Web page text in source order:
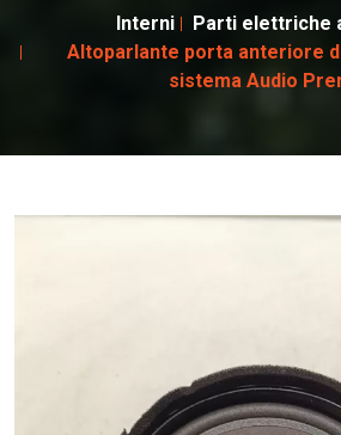
Interni
Parti elettriche
Altoparlante porta anteriore
sistema Audio